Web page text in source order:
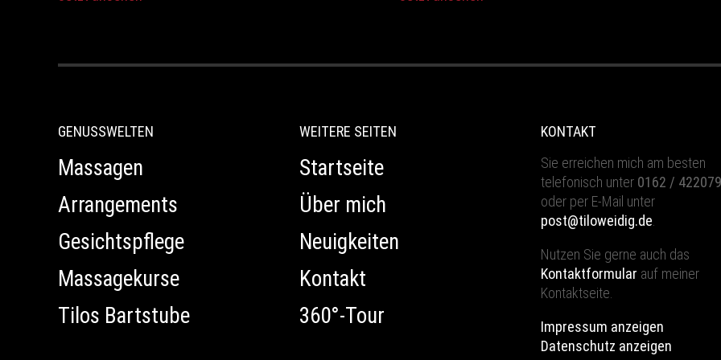
GENUSSWELTEN
Massagen
Arrangements
Gesichtspflege
Massagekurse
Tilos Bartstube
WEITERE SEITEN
Startseite
Über mich
Neuigkeiten
Kontakt
360°-Tour
KONTAKT
Sie erreichen mich am besten
telefonisch unter 0162 /
oder per E-Mail unter
post@tiloweidig.de
Nutzen Sie gerne auch das
Kontaktformular auf meiner
Kontaktseite.
Impressum anzeigen
Datenschutz anzeigen